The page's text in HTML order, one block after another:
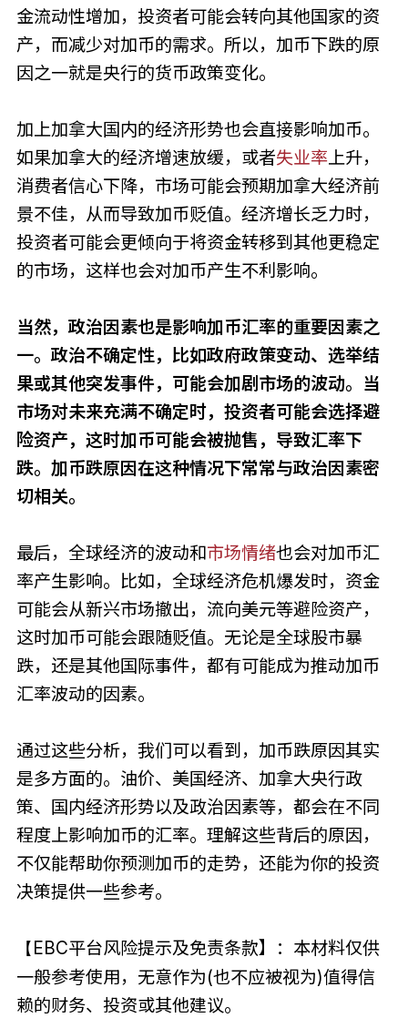
金流动性增加，投资者可能会转向其他国家的资
产，而减少对加币的需求。所以，加币下跌的原
因之一就是央行的货币政策变化。
加上加拿大国内的经济形势也会直接影响加币。
如果加拿大的经济增速放缓，或者失业率上升，
消费者信心下降，市场可能会预期加拿大经济前
景不佳，从而导致加币贬值。经济增长乏力时，
投资者可能会更倾向于将资金转移到其他更稳定
的市场，这样也会对加币产生不利影响。
当然，政治因素也是影响加币汇率的重要因素之
一。政治不确定性，比如政府政策变动、选举结
果或其他突发事件，可能会加剧市场的波动。当
市场对未来充满不确定时，投资者可能会选择避
险资产，这时加币可能会被抛售，导致汇率下
跌。加币跌原因在这种情况下常常与政治因素密
切相关。
最后，全球经济的波动和市场情绪也会对加币汇
率产生影响。比如，全球经济危机爆发时，资金
可能会从新兴市场撤出，流向美元等避险资产，
这时加币可能会跟随贬值。无论是全球股市暴
跌，还是其他国际事件，都有可能成为推动加币
汇率波动的因素。
通过这些分析，我们可以看到，加币跌原因其实
是多方面的。油价、美国经济、加拿大央行政
策、国内经济形势以及政治因素等，都会在不同
程度上影响加币的汇率。理解这些背后的原因，
不仅能帮助你预测加币的走势，还能为你的投资
决策提供一些参考。
【 EBC平台风险提示及免责条款】：本材料仅供
一般参考使用，无意作为(也不应被视为)值得信
赖的财务、投资或其他建议。